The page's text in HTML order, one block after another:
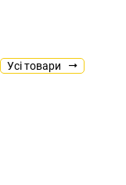
Усі товари